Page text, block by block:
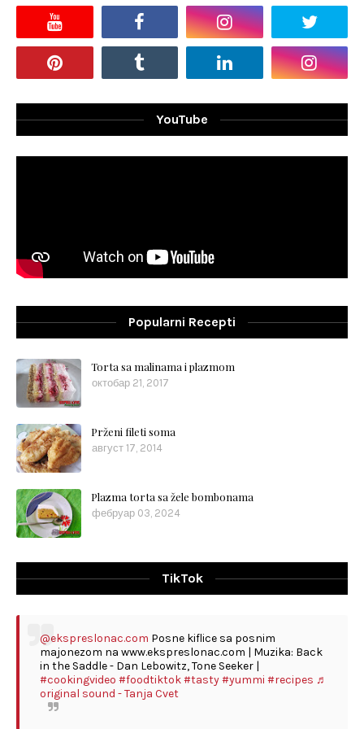
YouTube
Popularni Recepti
Torta sa malinama i plazmom
октобар 21, 2017
Prženi fileti soma
август 17, 2014
Plazma torta sa žele bombonama
фебруар 03, 2024
TikTok
@ekspreslonac.com Posne kiflice sa posnim
majonezom na www.ekspreslonac.com | Muzika: Back
in the Saddle - Dan Lebowitz, Tone Seeker |
#cookingvideo #foodtiktok#tasty#yummi #recipes ♬
original sound - Tanja Cvet